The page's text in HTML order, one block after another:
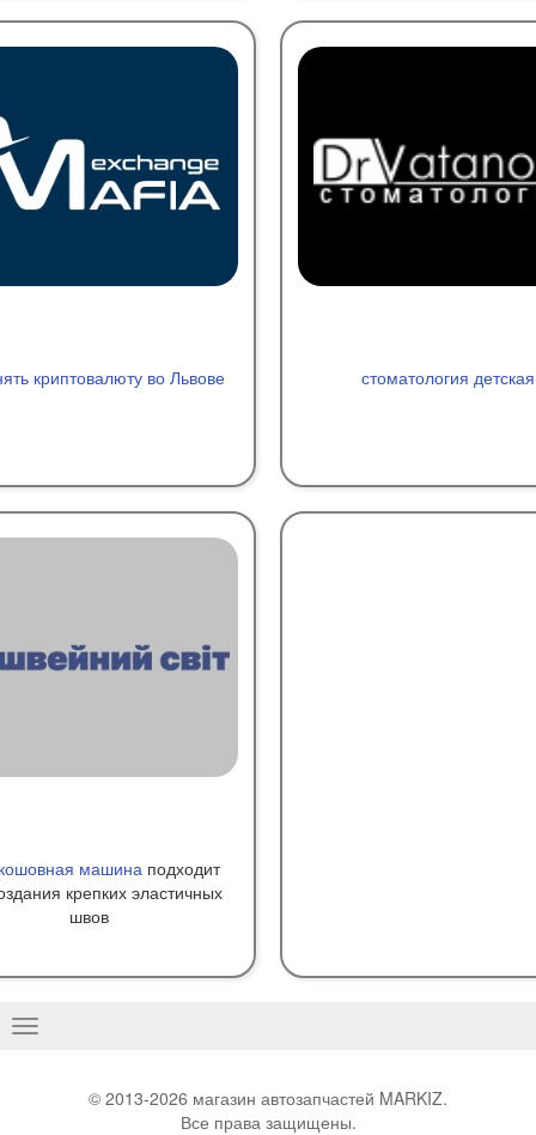
криптовалюту во Львове стоматология детская
машинаподходит
крепких эластичных
швов
Basculer
© 2013-2026 магазин автозапчастей MARKIZ.
Все права защищены.